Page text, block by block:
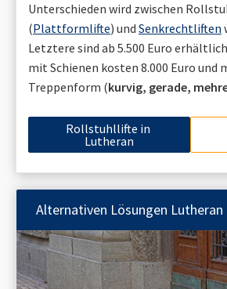
Unterschieden wird zwischen
(Plattformlifte) und Senkrechtliften
Letztere sind ab 5.500 Euro
mit Schienen kosten 8.000 Euro und
Treppenform (kurvig, gerade,
Rollstuhllifte in
Lutheran
Alternativen Lösungen Lutheran